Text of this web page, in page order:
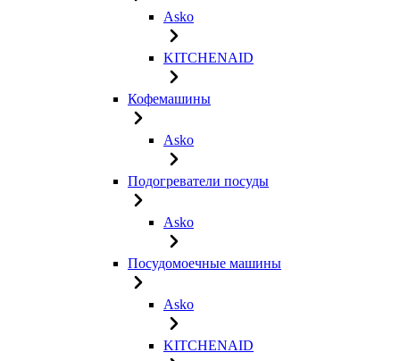
Asko
KITCHENAID
Кофемашины
Asko
Подогреватели посуды
Asko
Посудомоечные машины
Asko
KITCHENAID